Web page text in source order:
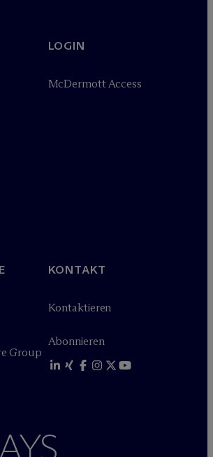
LOGIN
McDermott Access
Group
KONTAKT
Kontaktieren
Abonnieren